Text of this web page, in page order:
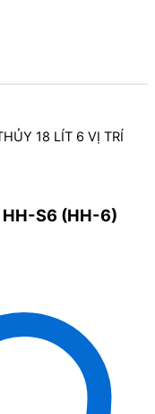
18 LÍT 6 VỊ TRÍ
HH-S6 (HH-6)